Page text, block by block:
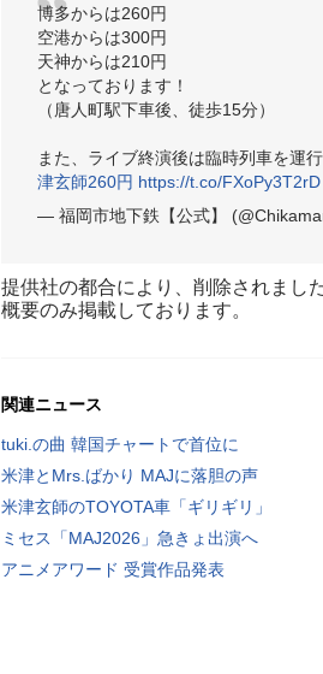
博多からは260円
空港からは300円
天神からは210円
となっております！
（唐人町駅下車後、徒歩15分）
また、ライブ終演後は臨時列車を運
津玄師260円 https://t.co/FXoPy3T2rD
— 福岡市地下鉄【公式】
提供社の都合により、削除されました
概要のみ掲載しております。
関連ニュース
tuki.の曲 韓国チャートで首位に
米津とMrs.ばかり MAJに落胆の声
米津玄師のTOYOTA車「ギリギリ」
ミセス「MAJ2026」急きょ出演へ
アニメアワード 受賞作品発表